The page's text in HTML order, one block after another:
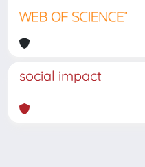
social impact